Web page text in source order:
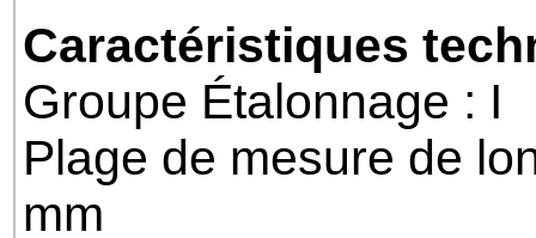
Caractéristiques
Groupe Étalonnage : I
Plage de mesure de
mm